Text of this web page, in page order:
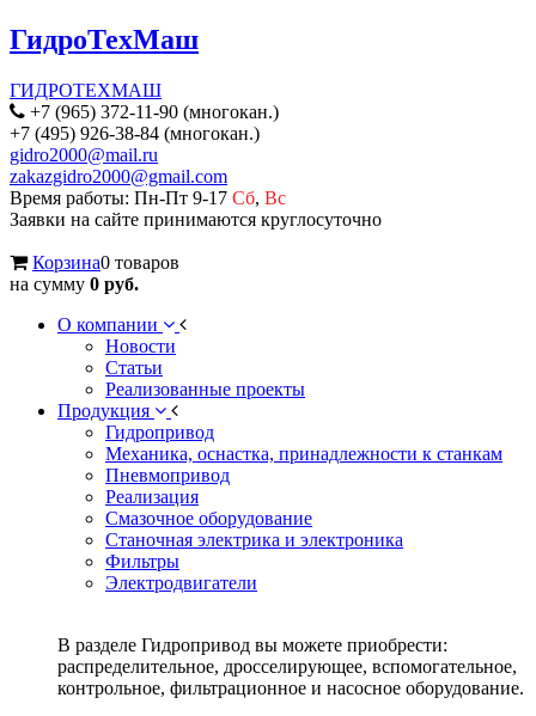
ГидроТехМаш
ГИДРОТЕХМАШ
+7 (965) 372-11-90 (многокан.)
+7 (495) 926-38-84 (многокан.)
gidro2000@mail.ru
zakazgidro2000@gmail.com
Время работы: Пн-Пт 9-17 Сб, Вс
Заявки на сайте принимаются круглосуточно
Корзина0 товаров
на сумму 0 руб.
О компании
Новости
Статьи
Реализованные проекты
Продукция
Гидропривод
Механика, оснастка, принадлежности к станкам
Пневмопривод
Реализация
Смазочное оборудование
Станочная электрика и электроника
Фильтры
Электродвигатели
В разделе Гидропривод вы можете приобрести:
распределительное, дросселирующее, вспомогательное,
контрольное, фильтрационное и насосное оборудование.